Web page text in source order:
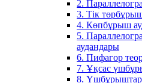
2.
3. Тік
4. Көпбұрыш
5.
аудандары
6. Пифагор
7. Ұқсас
8. Үшбұрыштар